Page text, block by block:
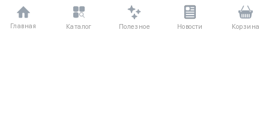
Главная Каталог Полезное Новости Корзина